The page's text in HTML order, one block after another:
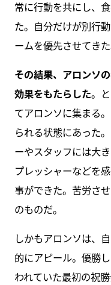
常に行動を共にし、
た。自分だけが別行
ームを優先させてきた
その結果、アロンソ
効果をもたらした。
てアロンソに集まる
られる状態にあった
ーやスタッフには大
プレッシャーなどを
事ができた。苦労さ
のものだ。
しかもアロンソは、
的にアピール。優勝
われていた最初の祝